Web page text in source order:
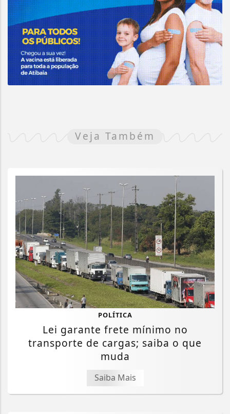
Veja Também
POLÍTICA
Lei garante frete mínimo no
transporte de cargas; saiba o que
muda
Saiba Mais